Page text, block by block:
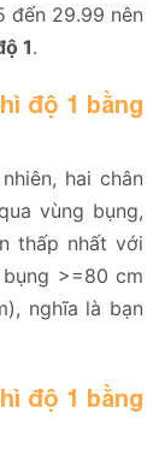
đến 29.99 nên
1.
độ 1 bằng
hai chân
vùng bụng,
thấp nhất với
>=80 cm
nghĩa là bạn
độ 1 bằng